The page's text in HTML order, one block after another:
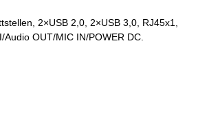
2×USB 2,0, 2×USB 3,0, RJ45x1,
OUT/MIC IN/POWER DC.